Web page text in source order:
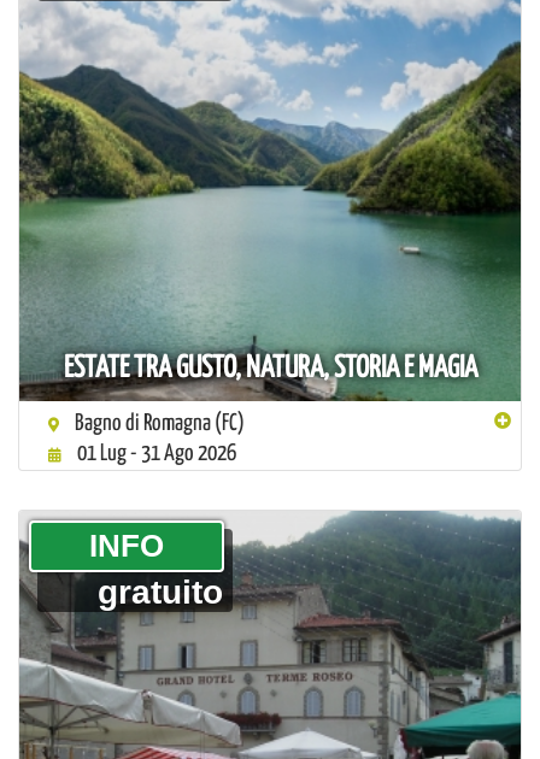
ESTATE TRA GUSTO, NATURA, STORIA E MAGIA
Bagno di Romagna (FC)
01 Lug - 31 Ago 2026
­INFO
gratuito